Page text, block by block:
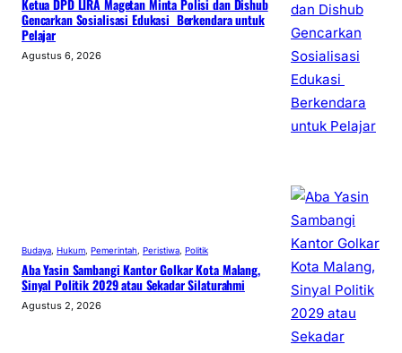
Ketua DPD LIRA Magetan Minta Polisi dan Dishub
Gencarkan Sosialisasi Edukasi Berkendara untuk
Pelajar
Agustus 6, 2026
Budaya Hukum Pemerintah Peristiwa Politik
Aba Yasin Sambangi Kantor Golkar Kota Malang,
Sinyal Politik 2029 atau Sekadar Silaturahmi
Agustus 2, 2026